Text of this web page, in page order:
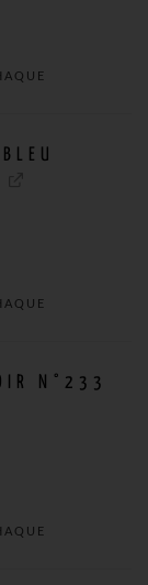
N°233